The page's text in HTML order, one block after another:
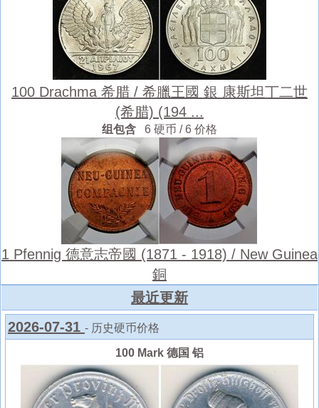
100 Drachma 希腊 / 希臘王國 銀 康斯坦丁二世
(希腊) (194 ...
组包含 6 硬币 / 6 价格
1 Pfennig 德意志帝國 (1871 - 1918) / New Guinea
銅
最近更新
2026-07-31 - 历史硬币价格
100 Mark 德国 铝